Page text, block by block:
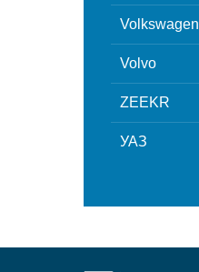
Volkswagen
Volvo
ZEEKR
УАЗ